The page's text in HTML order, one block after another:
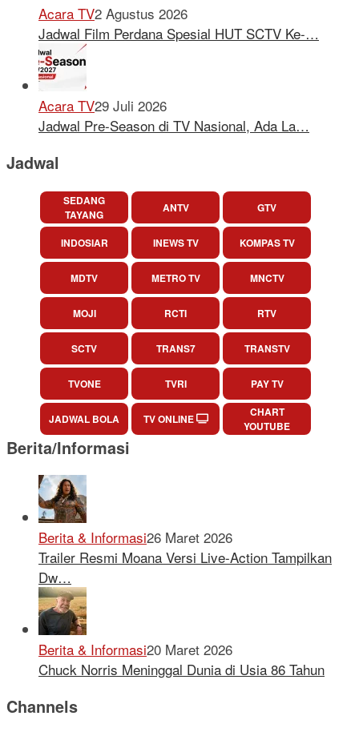
Acara TV2 Agustus 2026
Jadwal Film Perdana Spesial HUT SCTV Ke-…
Acara TV29 Juli 2026
Jadwal Pre-Season di TV Nasional, Ada La…
Jadwal
SEDANG
TAYANG
ANTV GTV
INDOSIAR INEWS TV KOMPAS TV
MDTV METRO TV MNCTV
MOJI RCTI RTV
SCTV TRANS7 TRANSTV
TVONE TVRI PAY TV
JADWAL BOLA TV ONLINE
CHART
YOUTUBE
Berita/Informasi
Berita & Informasi26 Maret 2026
Trailer Resmi Moana Versi Live-Action Tampilkan
Dw…
Berita & Informasi20 Maret 2026
Chuck Norris Meninggal Dunia di Usia 86 Tahun
Channels